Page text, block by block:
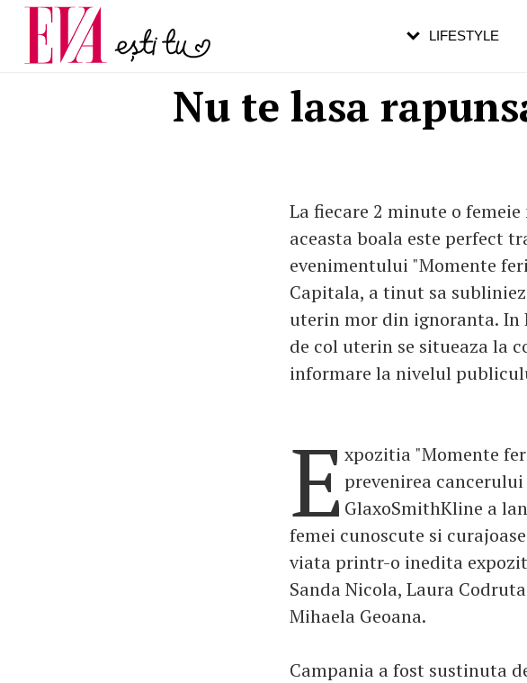
Nu te lasa
La fiecare 2 minute o
aceasta boala este perfect
evenimentului "Momente
Capitala, a tinut sa
uterin mor din ignoranta.
de col uterin se situeaza la
informare la nivelul
E xpozitia "Momente
prevenirea
GlaxoSmithKline a
femei cunoscute si
viata printr-o inedita
Sanda Nicola, Laura
Mihaela Geoana.
Campania a fost sustinuta
LIFESTYLE
Carieră
Actualitate